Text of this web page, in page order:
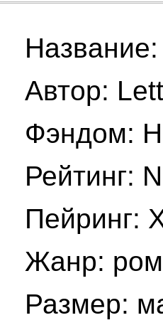
Автор:
Фэндом:
Рейтинг:
Пейринг:
Жанр:
Размер: